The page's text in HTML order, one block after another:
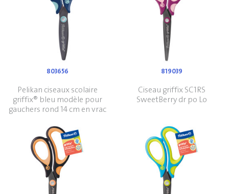
803656
Pelikan ciseaux scolaire
griffix® bleu modèle pour
gauchers rond 14 cm en vrac
819039
Ciseau griffix SC1RS
SweetBerry dr po Lo